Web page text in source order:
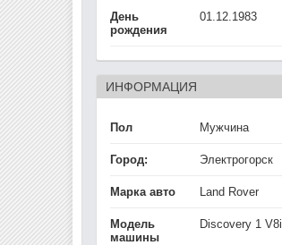
День
рождения
01.12.1983
ИНФОРМАЦИЯ
Пол Мужчина
Город: Электрогорск
Марка авто Land Rover
Модель
машины
Discovery 1 V8i